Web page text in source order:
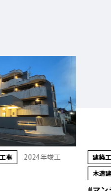
建築工事
設計施工